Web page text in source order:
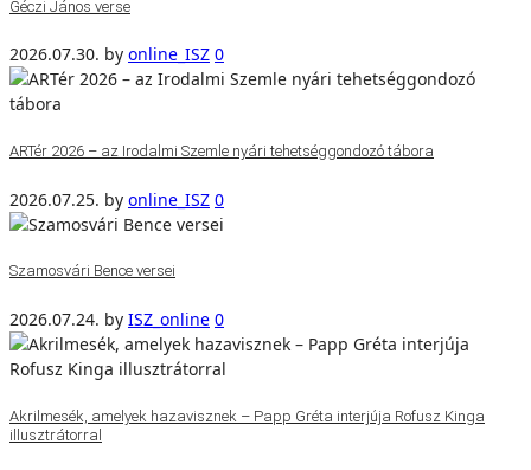
Géczi János verse
2026.07.30. by online_ISZ 0
ARTér 2026 – az Irodalmi Szemle nyári tehetséggondozó tábora
2026.07.25. by online_ISZ 0
Szamosvári Bence versei
2026.07.24. by ISZ_online 0
Akrilmesék, amelyek hazavisznek – Papp Gréta interjúja Rofusz Kinga
illusztrátorral